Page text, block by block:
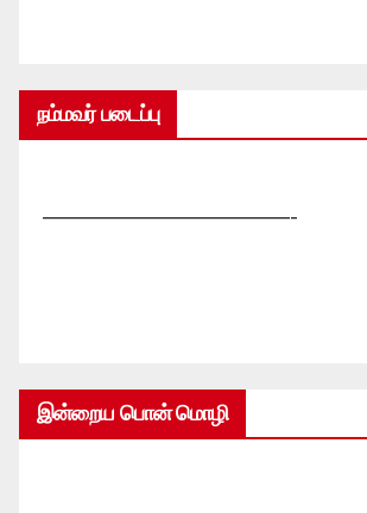
நம்மவர் படைப்பு
—————————————-
இன்றைய பொன் மொழி